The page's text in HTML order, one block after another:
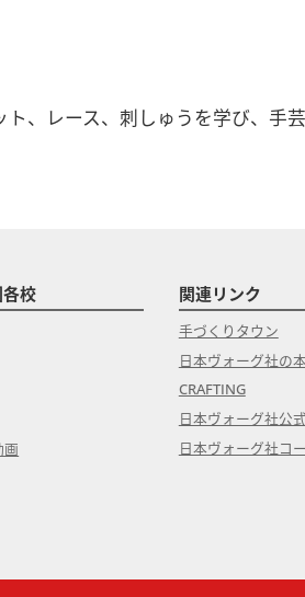
、レース、刺しゅうを学び、手
校
画
関連リンク
手づくりタウン
日本ヴォーグ社の本
CRAFTING
日本ヴォーグ社公
日本ヴォーグ社コ